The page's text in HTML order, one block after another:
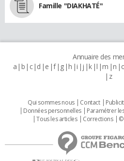
Famille "DIAKHATÉ"
Annuaire des
a b c d e f g h i j k l m n
z
Qui sommes nous Contact
Données personnelles
Paramétrer
Tous les articles
Corrections ©